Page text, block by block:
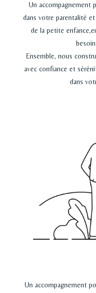
Un accompagnement
dans votre parentalité
de la petite enfance,
Ensemble, nous
avec confiance et
dans
Un accompagnement